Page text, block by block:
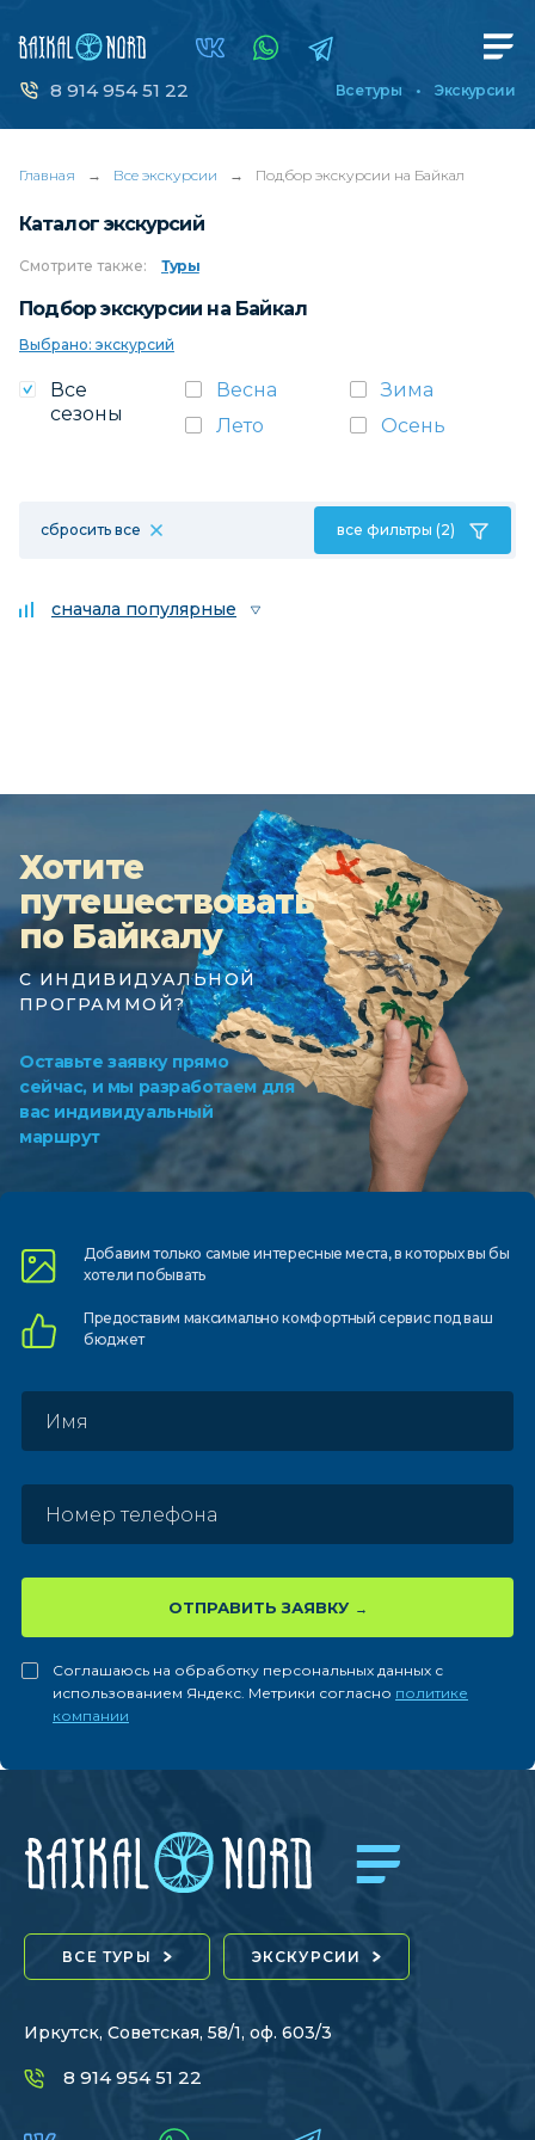
8 914 954 51 22 Все туры Экскурсии
Главная → Все экскурсии → Подбор экскурсии на Байкал
Каталог экскурсий
Смотрите также: Туры
Подбор экскурсии на Байкал
Выбрано: экскурсий
Все
сезоны
Весна
Зима
Лето
Осень
сбросить все все фильтры (2)
сначала популярные
Хотите
путешествовать
по Байкалу
С ИНДИВИДУАЛЬНОЙ
ПРОГРАММОЙ?
Оставьте заявку прямо
сейчас, и мы разработаем для
вас индивидуальный
маршрут
Добавим только самыеинтересные места, в которыхвы бы
хотели побывать
Предоставим максимально комфортныйсервис под ваш
бюджет
ОТПРАВИТЬ ЗАЯВКУ
Соглашаюсь на обработку персональных данных с
использованием Яндекс. Метрики согласно политике
компании
ВСЕ ТУРЫ ЭКСКУРСИИ
Иркутск, Советская, 58/1, оф. 603/3
8 914 954 51 22